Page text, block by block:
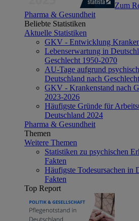
Zum
Pharma & Gesundheit
Beliebte Statistiken
Aktuelle Statistiken
GKV - Entwicklung
Lebenserwartung in
Geschlecht 1950-2070
AU-Tage aufgrund
Deutschland nach
GKV - Krankenstand nach
2023-2026
Häufigste Gründe für
Deutschland 2024
Pharma & Gesundheit
Themen
Weitere Themen
Statistiken zu psychischen
Fakten
Häufigste Todesursachen in
Fakten
Top Report